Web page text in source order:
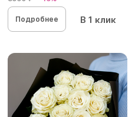
Подробнее В 1 клик